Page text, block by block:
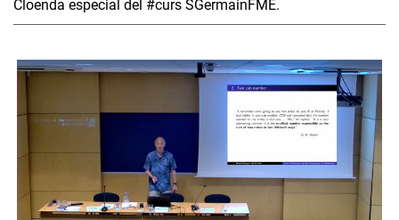
Cloenda especial del #curs SGermainFME.